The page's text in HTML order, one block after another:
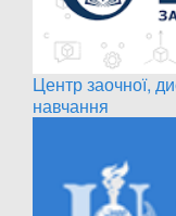
Центр заочної,
навчання